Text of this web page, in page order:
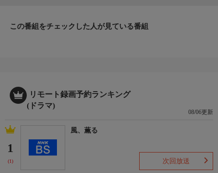
この番組をチェックした人が見ている番組
リモート録画予約ランキング
(ドラマ)
08/06更新
1
(1)
風、薫る
次回放送